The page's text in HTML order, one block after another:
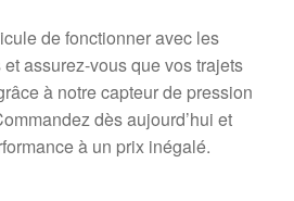
de fonctionner avec les
assurez-vous que vos trajets
à notre capteur de pression
dès aujourd’hui et
à un prix inégalé.